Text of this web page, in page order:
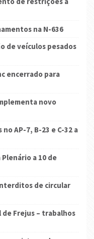
na N-636
de veículos pesados
encerrado para
novo
AP-7, B-23 e C-32 a
a 10 de
de circular
Frejus – trabalhos